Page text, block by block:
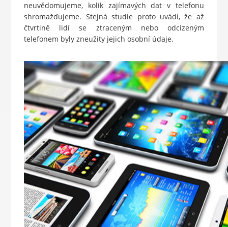
neuvědomujeme, kolik zajímavých dat v telefonu
shromažďujeme. Stejná studie proto uvádí, že až
čtvrtině lidí se ztraceným nebo odcizeným
telefonem byly zneužity jejich osobní údaje.